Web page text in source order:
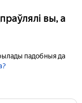
вы, а
падобныя да